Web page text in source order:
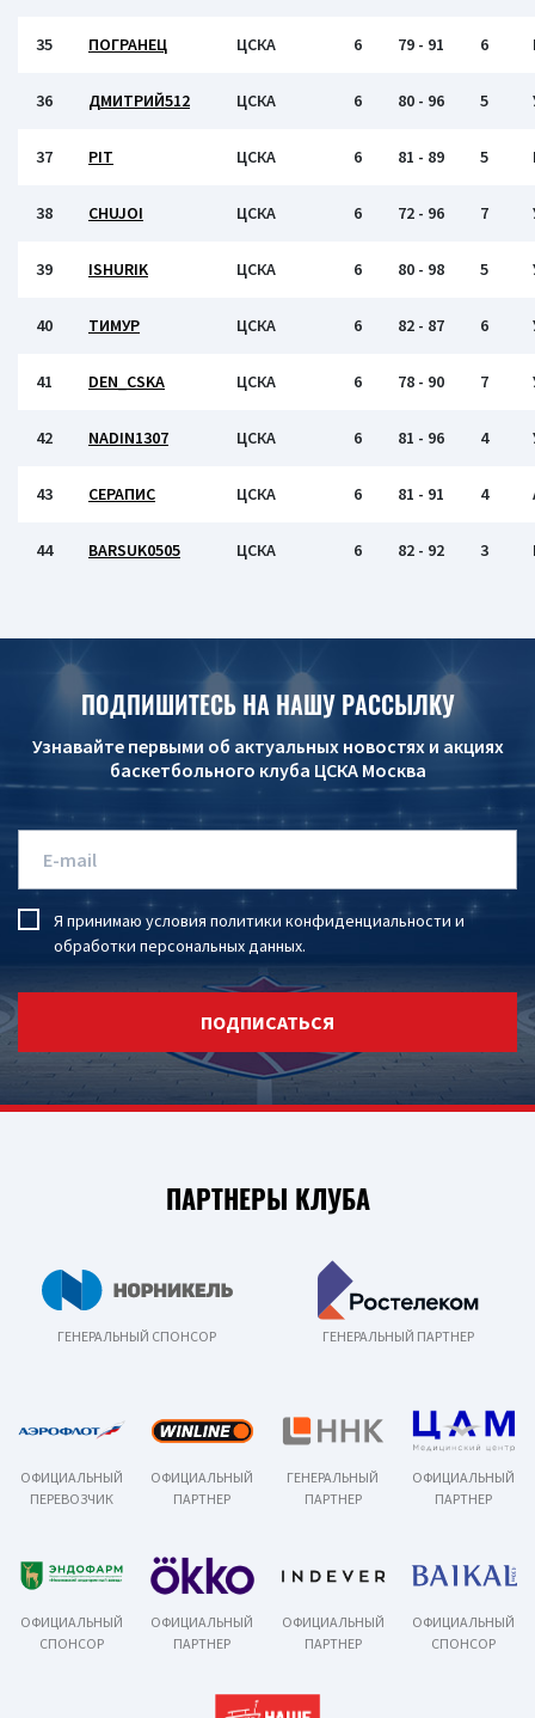
35 ПОГРАНЕЦ ЦСКА 6 79 - 91 6
36 ДМИТРИЙ512 ЦСКА 6 80 - 96 5
37 PIT ЦСКА 6 81 - 89 5
38 CHUJOI ЦСКА 6 72 - 96 7
39 ISHURIK ЦСКА 6 80 - 98 5
40 ТИМУР ЦСКА 6 82 - 87 6
41 DEN_CSKA ЦСКА 6 78 - 90 7
42 NADIN1307 ЦСКА 6 81 - 96 4
43 СЕРАПИС ЦСКА 6 81 - 91 4
44 BARSUK0505 ЦСКА 6 82 - 92 3
ПОДПИШИТЕСЬ НА НАШУ РАССЫЛКУ
Узнавайте первыми об актуальных новостях и акциях
баскетбольного клуба ЦСКА Москва
Я принимаю условия политики конфиденциальности и
обработки персональных данных.
ПОДПИСАТЬСЯ
ПАРТНЕРЫ КЛУБА
ГЕНЕРАЛЬНЫЙ СПОНСОР ГЕНЕРАЛЬНЫЙ ПАРТНЕР
ОФИЦИАЛЬНЫЙ
ПЕРЕВОЗЧИК
ОФИЦИАЛЬНЫЙ
ПАРТНЕР
ГЕНЕРАЛЬНЫЙ
ПАРТНЕР
ОФИЦИАЛЬНЫЙ
ПАРТНЕР
ОФИЦИАЛЬНЫЙ
СПОНСОР
ОФИЦИАЛЬНЫЙ
ПАРТНЕР
ОФИЦИАЛЬНЫЙ
ПАРТНЕР
ОФИЦИАЛЬНЫЙ
СПОНСОР